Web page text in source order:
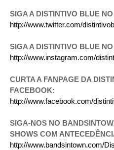
SIGA A DISTINTIVO BLUE
http://www.twitter.com/
SIGA A DISTINTIVO BLUE
http://www.instagram.com/
CURTA A FANPAGE DA
FACEBOOK:
http://www.facebook.com/
SIGA-NOS NO
SHOWS COM
http://www.bandsintown.com/